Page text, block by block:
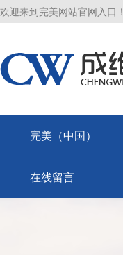
欢迎来到完美网站官网入口！
完美（中国）
在线留言